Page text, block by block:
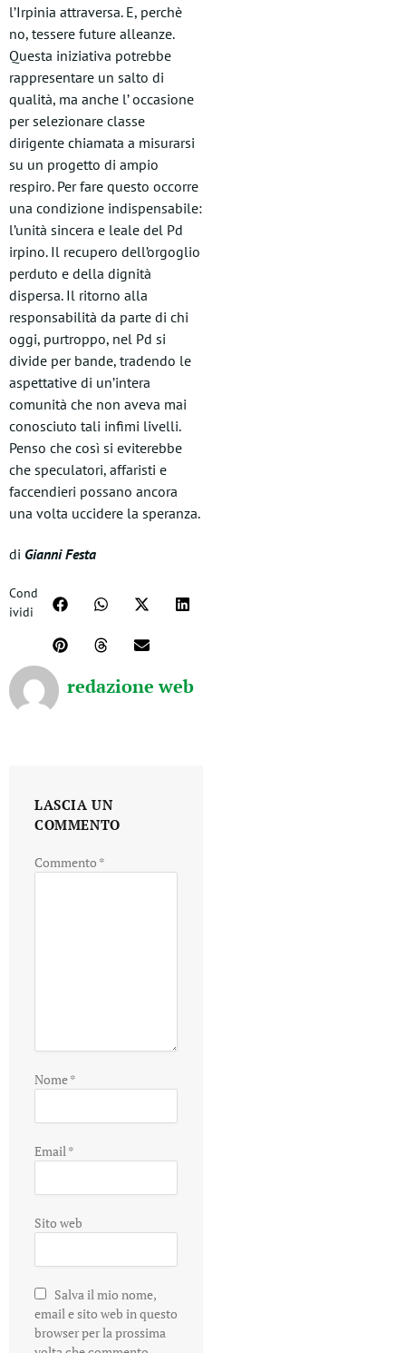
l’Irpinia attraversa. E, perchè
no, tessere future alleanze.
Questa iniziativa potrebbe
rappresentare un salto di
qualità, ma anche l’ occasione
per selezionare classe
dirigente chiamata a misurarsi
su un progetto di ampio
respiro. Per fare questo occorre
una condizione indispensabile:
l’unità sincera e leale del Pd
irpino. Il recupero dell’orgoglio
perduto e della dignità
dispersa. Il ritorno alla
responsabilità da parte di chi
oggi, purtroppo, nel Pd si
divide per bande, tradendo le
aspettative di un’intera
comunità che non aveva mai
conosciuto tali infimi livelli.
Penso che così si eviterebbe
che speculatori, affaristi e
faccendieri possano ancora
una volta uccidere la speranza.
di Gianni Festa
Cond
ividi
redazione web
LASCIA UN
COMMENTO
Commento *
Nome*
Email *
Sito web
Salva il mio nome,
email e sito web in questo
browser per la prossima